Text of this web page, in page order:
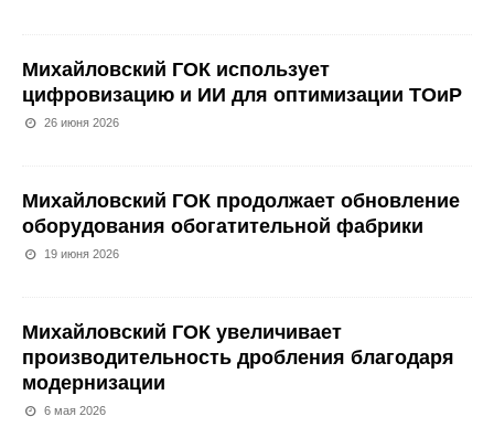
Михайловский ГОК использует
цифровизацию и ИИ для оптимизации ТОиР
26 июня 2026
Михайловский ГОК продолжает обновление
оборудования обогатительной фабрики
19 июня 2026
Михайловский ГОК увеличивает
производительность дробления благодаря
модернизации
6 мая 2026